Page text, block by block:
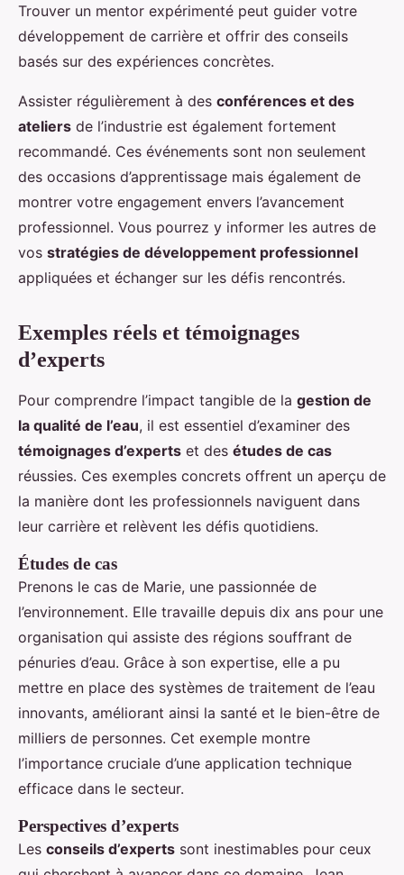
Trouver un mentor expérimenté peut guider votre
développement de carrière et offrir des conseils
basés sur des expériences concrètes.
Assister régulièrement à des conférences et des
ateliers de l’industrie est également fortement
recommandé. Ces événements sont non seulement
des occasions d’apprentissage mais également de
montrer votre engagement envers l’avancement
professionnel. Vous pourrez y informer les autres de
vos stratégies de développement professionnel
appliquées et échanger sur les défis rencontrés.
Exemples réels et témoignages
d’experts
Pour comprendre l’impact tangible de la gestion de
la qualité de l’eau, il est essentiel d’examiner des
témoignages d’experts et des études de cas
réussies. Ces exemples concrets offrent un aperçu de
la manière dont les professionnels naviguent dans
leur carrière et relèvent les défis quotidiens.
Études de cas
Prenons le cas de Marie, une passionnée de
l’environnement. Elle travaille depuis dix ans pour une
organisation qui assiste des régions souffrant de
pénuries d’eau. Grâce à son expertise, elle a pu
mettre en place des systèmes de traitement de l’eau
innovants, améliorant ainsi la santé et le bien-être de
milliers de personnes. Cet exemple montre
l’importance cruciale d’une application technique
efficace dans le secteur.
Perspectives d’experts
Les conseils d’experts sont inestimables pour ceux